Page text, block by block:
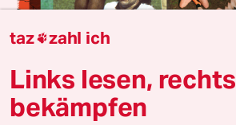
taz zahl ich
Links lesen, rechts
bekämpfen